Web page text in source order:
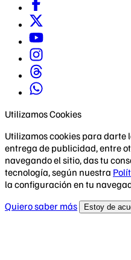
Utilizamos Cookies
Utilizamos cookies para darte
entrega de publicidad, entre
navegando el sitio, das tu
tecnología, según nuestra
la configuración en tu
Quiero saber más
Estoy de